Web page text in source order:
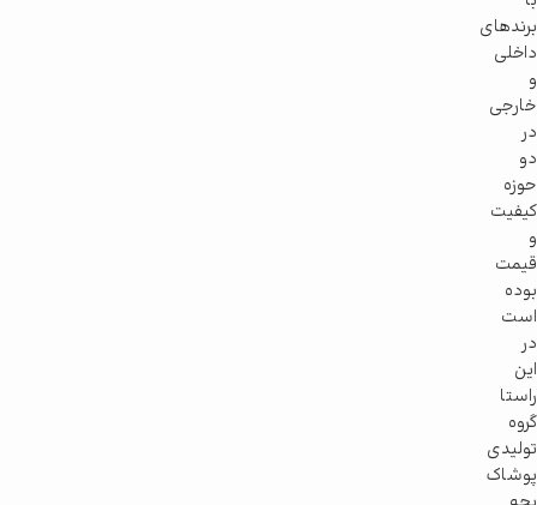
برندهای
داخلی
و
خارجی
در
دو
حوزه
کیفیت
و
قیمت
بوده
است
در
این
راستا
گروه
تولیدی
پوشاک